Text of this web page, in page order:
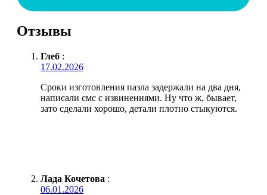
Отзывы
Глеб :
17.02.2026
Сроки изготовления пазла задержали на два дня,
написали смс с извинениями. Ну что ж, бывает,
зато сделали хорошо, детали плотно стыкуются.
Лада Кочетова :
06.01.2026